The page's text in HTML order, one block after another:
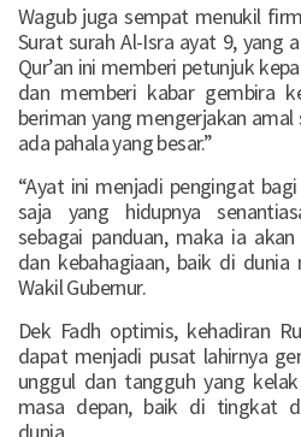
Wagub juga sempat menukil
Surat surah Al-Isra ayat 9, yang
Qur’an ini memberi petunjuk
dan memberi kabar gembira
beriman yang mengerjakan
ada pahala yang besar.”
“Ayat ini menjadi pengingat
saja yang hidupnya
sebagai panduan, maka ia
dan kebahagiaan, baik di
Wakil Gubernur.
Dek Fadh optimis, kehadiran
dapat menjadi pusat lahirnya
unggul dan tangguh yang
masa depan, baik di tingkat